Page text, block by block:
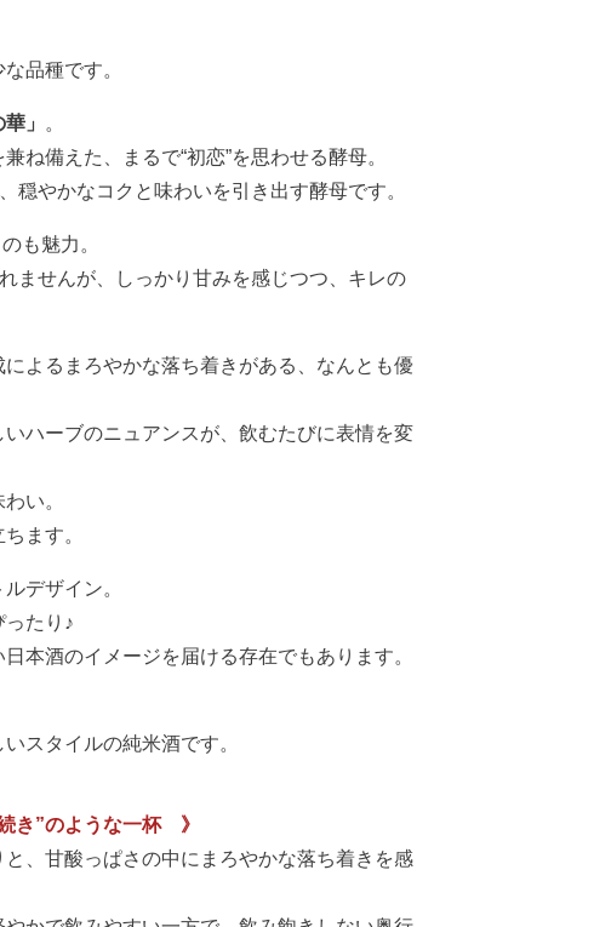
品種です。
」
。
ね備えた、まるで“初恋”を思わせる酵母。
穏やかなコクと味わいを引き出す酵母です。
も魅力。
ませんが、しっかり甘みを感じつつ、キレの
よるまろやかな落ち着きがある、なんとも優
ハーブのニュアンスが、飲むたびに表情を変
い。
ます。
デザイン。
たり♪
本酒のイメージを届ける存在でもあります。
スタイルの純米酒です。
き”のような一杯 》
、甘酸っぱさの中にまろやかな落ち着きを感